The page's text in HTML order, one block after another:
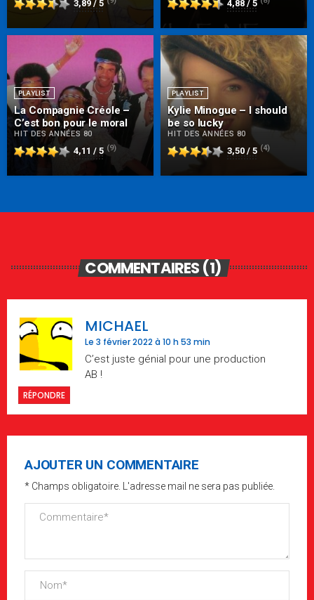
3,89 / 5 4,88 / 5
PLAYLIST
La Compagnie Créole –
C’est bon pour le moral
HIT DES ANNÉES 80
4,11 / 5 (9)
PLAYLIST
Kylie Minogue – I should
be so lucky
HIT DES ANNÉES 80
3,50 / 5 (4)
COMMENTAIRES (1)
MICHAEL
Le 3 février 2022 à 10 h 53 min
C’est juste génial pour une production
AB !
RÉPONDRE
AJOUTER UN COMMENTAIRE
* Champs obligatoire. L'adresse mail ne sera pas publiée.